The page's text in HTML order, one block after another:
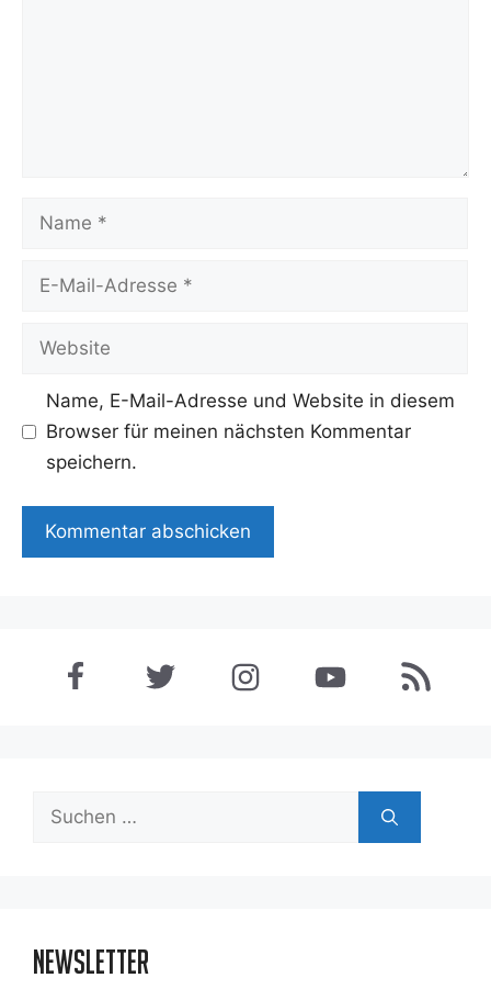
Name
Adresse
Website
Name, E-Mail-Adresse und Website in diesem
Browser für meinen nächsten Kommentar
speichern.
Suchen
Newsletter